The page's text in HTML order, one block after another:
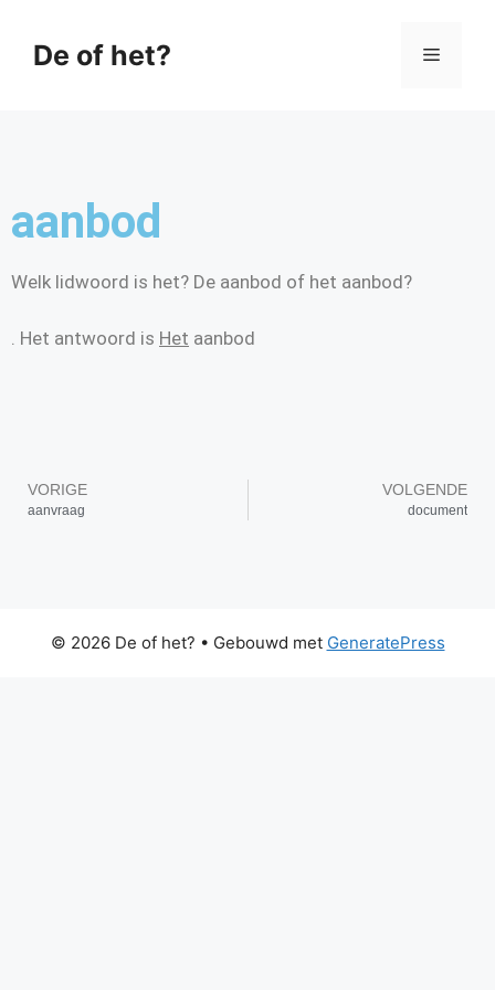
De of het?
aanbod
Welk lidwoord is het? De aanbod of het aanbod?
. Het antwoord is Het aanbod
VORIGE
aanvraag
VOLGENDE
document
© 2026 De of het? • Gebouwd met GeneratePress